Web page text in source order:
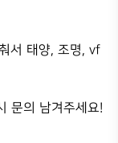
서 태양, 조명, vf
문의 남겨주세요!